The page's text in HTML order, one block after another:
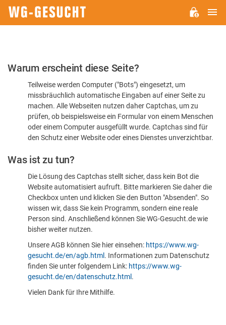
Bitte
dass
sind
Warum erscheint diese Seite?
Teilweise werden Computer ("Bots") eingesetzt, um
missbräuchlich automatische Eingaben auf einer Seite zu
machen. Alle Webseiten nutzen daher Captchas, um zu
prüfen, ob beispielsweise ein Formular von einem Menschen
oder einem Computer ausgefüllt wurde. Captchas sind für
den Schutz einer Website oder eines Dienstes unverzichtbar.
Was ist zu tun?
Die Lösung des Captchas stellt sicher, dass kein Bot die
Website automatisiert aufruft. Bitte markieren Sie daher die
Checkbox unten und klicken Sie den Button "Absenden". So
wissen wir, dass Sie kein Programm, sondern eine reale
Person sind. Anschließend können Sie WG-Gesucht.de wie
bisher weiter nutzen.
Unsere AGB können Sie hier einsehen: https://www.wg-
gesucht.de/en/agb.html . Informationen zum Datenschutz
finden Sie unter folgendem Link: https://www.wg-
gesucht.de/en/datenschutz.html .
Vielen Dank für Ihre Mithilfe.